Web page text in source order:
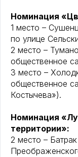
Номинация
1 место –
по улице
2 место –
общественное
3 место –
общественное
Костычева»).
Номинация
территории»:
2 место –